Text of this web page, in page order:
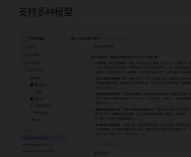
支持多种模型